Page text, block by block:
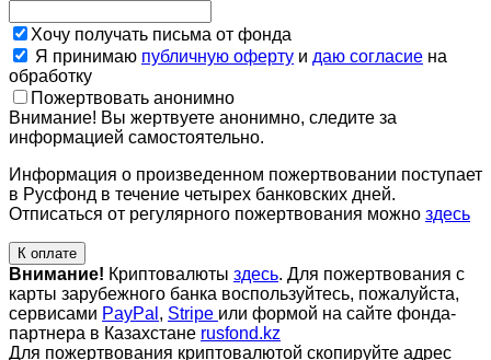
Хочу получать письма от фонда
Я принимаю публичную оферту и даю согласие на
обработку
Пожертвовать анонимно
Внимание! Вы жертвуете анонимно, следите за
информацией самостоятельно.
Информация о произведенном пожертвовании поступает
в Русфонд в течение четырех банковских дней.
Отписаться от регулярного пожертвования можно здесь
К оплате
Внимание! Криптовалюты здесь. Для пожертвования с
карты зарубежного банка воспользуйтесь, пожалуйста,
сервисами PayPal , Stripe или формой на сайте фонда-
партнера в Казахстане rusfond.kz
Для пожертвования криптовалютой скопируйте адрес